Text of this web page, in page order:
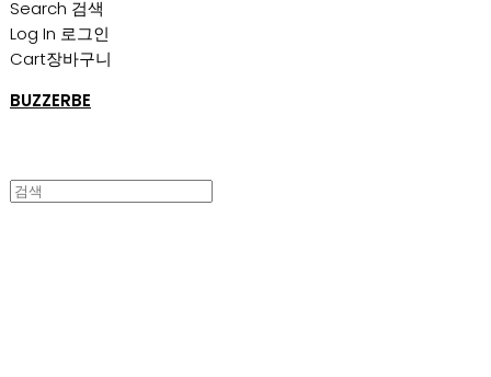
Search 검색
Log In 로그인
Cart장바구니
BUZZERBE